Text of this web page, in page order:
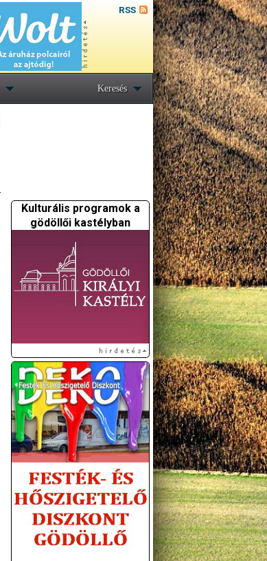
RSS
Keresés
Kulturális programok a
gödöllői kastélyban
A GÖDÖLLŐI ÉS
KÖRNYÉKBELI
KULTURÁLIS- ÉS
SPORTPROGRAMOKAT
KÖZÖSSÉGI